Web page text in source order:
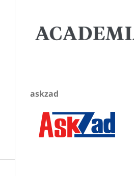
askzad